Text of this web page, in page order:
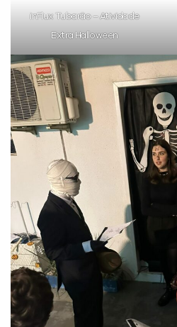
inFlux Tubarão – Atividade
Extra Halloween